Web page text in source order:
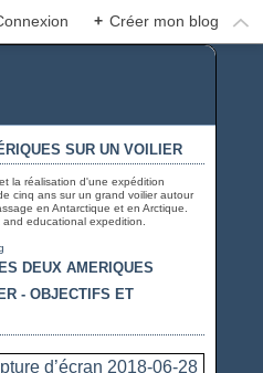
+ Créer mon blog
SUR UN VOILIER
la réalisation d'une expédition
cinq ans sur un grand voilier autour
en Antarctique et en Arctique.
educational expedition.
DEUX AMERIQUES
- OBJECTIFS ET